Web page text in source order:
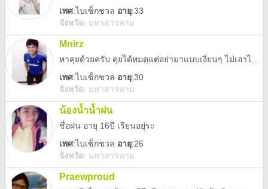
เพศ:ไบเซ็กชวล อายุ:33
จังหวัด: มหาสารคาม
Mnirz
เพศ:ไบเซ็กชวล อายุ:30
จังหวัด: มหาสารคาม
น้องน้ำน้ำฝน
ชื่อฝน อายุ 16ปี เรียนอยุ่ระ
เพศ:ไบเซ็กชวล อายุ:26
จังหวัด: มหาสารคาม
Praewproud